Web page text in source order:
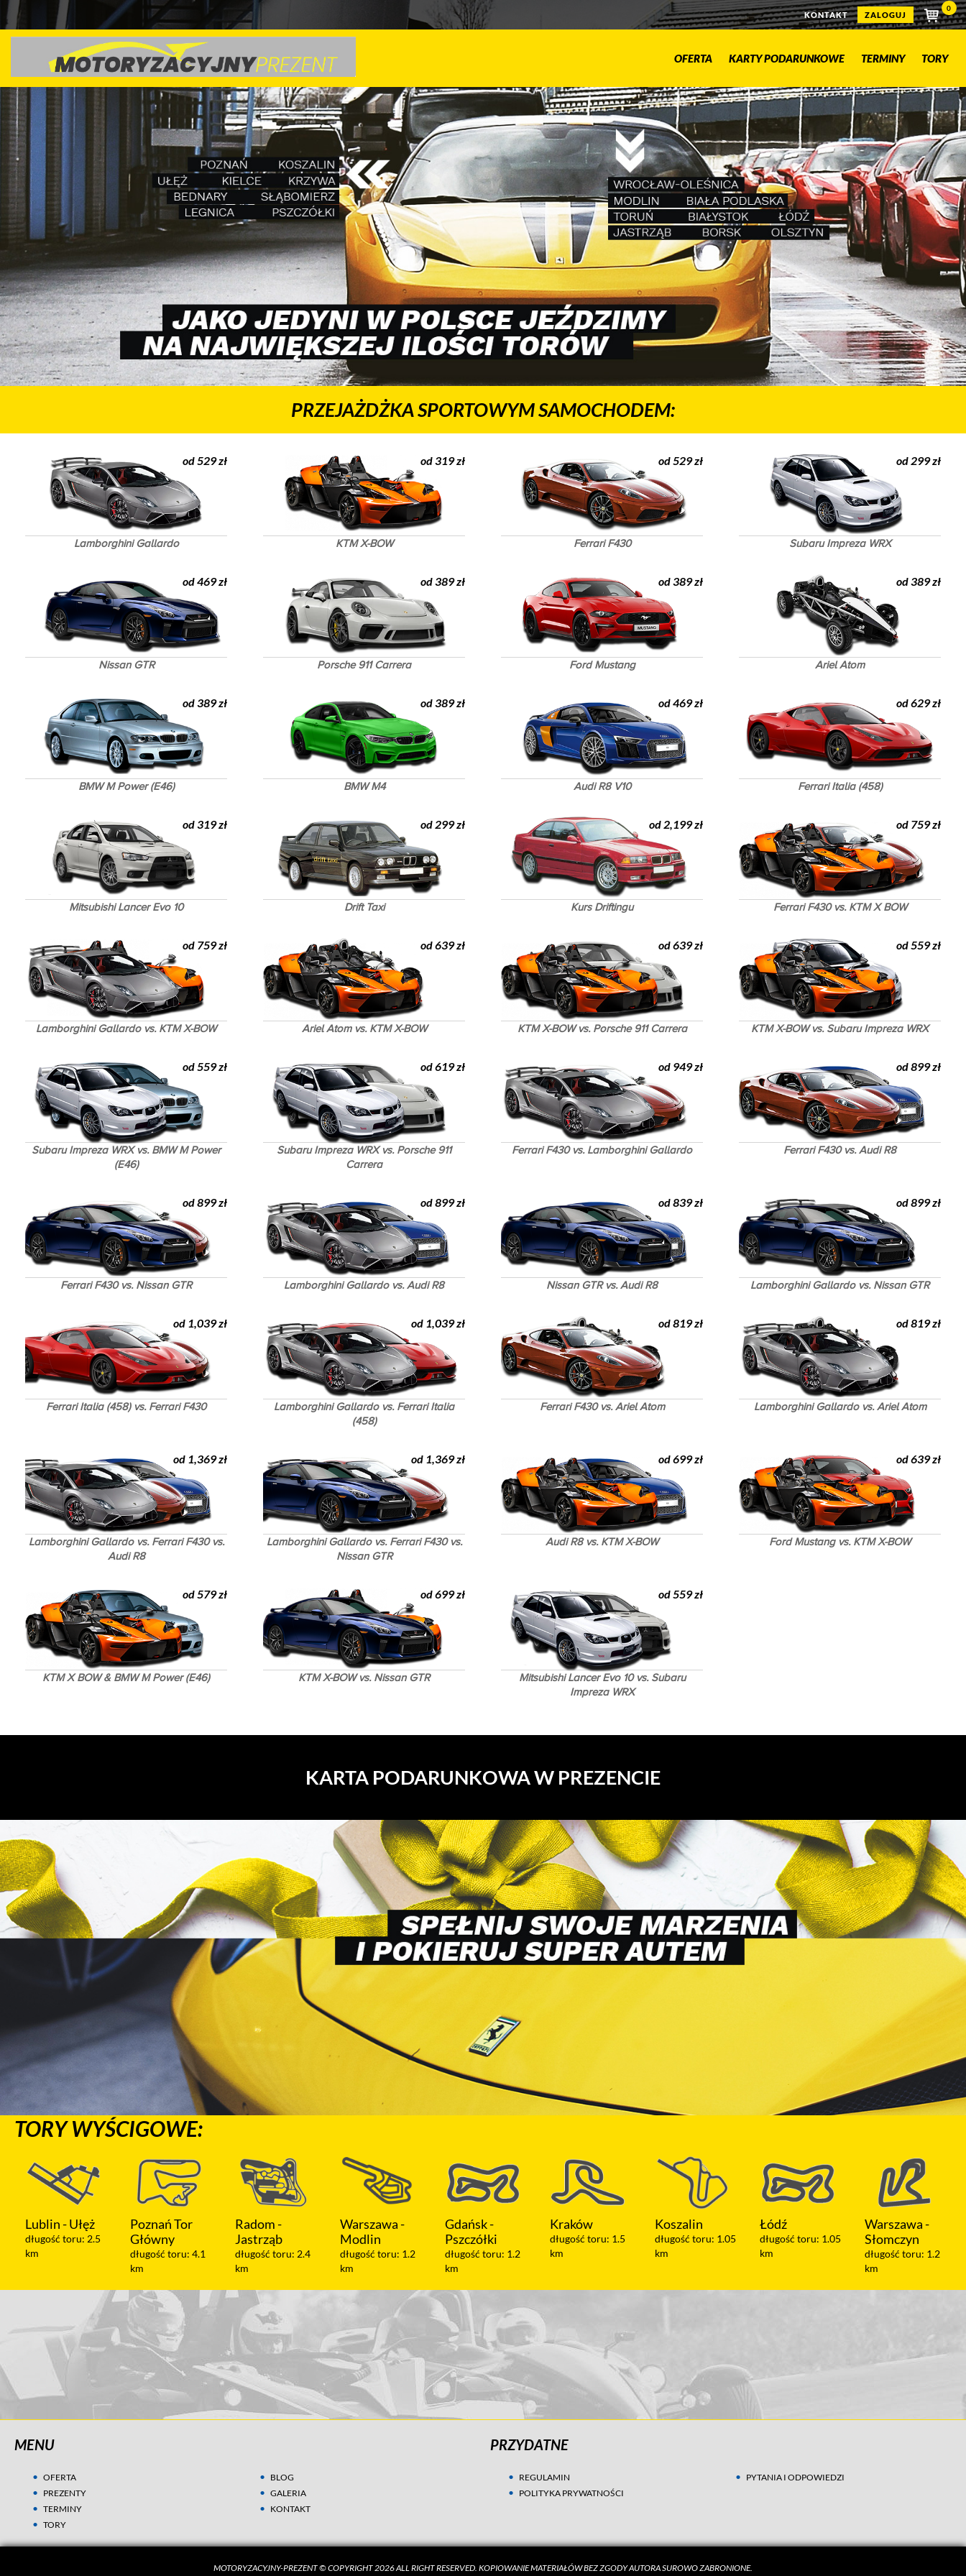
KONTAKT ZALOGUJ
0
OFERTA KARTY PODARUNKOWE TERMINY TORY
PRZEJAŻDŻKA SPORTOWYM SAMOCHODEM:
Lamborghini Gallardo
od 529 zł
KTM X-BOW
od 319 zł
Ferrari F430
od 529 zł
Subaru Impreza WRX
od 299 zł
Nissan GTR
od 469 zł
Porsche 911 Carrera
od 389 zł
Ford Mustang
od 389 zł
Ariel Atom
od 389 zł
BMW M Power (E46)
od 389 zł
BMW M4
od 389 zł
Audi R8 V10
od 469 zł
Ferrari Italia (458)
od 629 zł
Mitsubishi Lancer Evo 10
od 319 zł
Drift Taxi
od 299 zł
Kurs Driftingu
od 2,199 zł
Ferrari F430 vs. KTM X BOW
od 759 zł
Lamborghini Gallardo vs. KTM X-BOW
od 759 zł
Ariel Atom vs. KTM X-BOW
od 639 zł
KTM X-BOW vs. Porsche 911 Carrera
od 639 zł
KTM X-BOW vs. Subaru Impreza WRX
od 559 zł
Subaru Impreza WRX vs. BMW M Power
(E46)
od 559 zł
Subaru Impreza WRX vs. Porsche 911
Carrera
od 619 zł
Ferrari F430 vs. Lamborghini Gallardo
od 949 zł
Ferrari F430 vs. Audi R8
od 899 zł
Ferrari F430 vs. Nissan GTR
od 899 zł
Lamborghini Gallardo vs. Audi R8
od 899 zł
Nissan GTR vs. Audi R8
od 839 zł
Lamborghini Gallardo vs. Nissan GTR
od 899 zł
Ferrari Italia (458) vs. Ferrari F430
od 1,039 zł
Lamborghini Gallardo vs. Ferrari Italia
(458)
od 1,039 zł
Ferrari F430 vs. Ariel Atom
od 819 zł
Lamborghini Gallardo vs. Ariel Atom
od 819 zł
Lamborghini Gallardo vs. Ferrari F430 vs.
Audi R8
od 1,369 zł
Lamborghini Gallardo vs. Ferrari F430 vs.
Nissan GTR
od 1,369 zł
Audi R8 vs. KTM X-BOW
od 699 zł
Ford Mustang vs. KTM X-BOW
od 639 zł
KTM X BOW & BMW M Power (E46)
od 579 zł
KTM X-BOW vs. Nissan GTR
od 699 zł
Mitsubishi Lancer Evo 10 vs. Subaru
Impreza WRX
od 559 zł
KARTA PODARUNKOWA W PREZENCIE
TORY WYŚCIGOWE:
Poznań Tor
Główny
długość toru: 4.1
Radom -
Jastrząb
długość toru: 2.4
km
Warszawa -
Modlin
długość toru: 1.2
km
Gdańsk -
Pszczółki
długość toru: 1.2
km
Kraków
długość toru: 1.5
km
Koszalin
długość toru: 1.05
km
Łódź
długość toru: 1.05
km
Warszawa -
Słomczyn
długość toru: 1.2
Olsztyn
długość toru: 2 km
MENU
OFERTA
PREZENTY
TERMINY
TORY
BLOG
GALERIA
KONTAKT
PRZYDATNE
REGULAMIN
POLITYKA PRYWATNOŚCI
PYTANIA I ODPOWIEDZI
Aby poszukiwania prezentu były jeszcze lepsze, używamy ciasteczek (ang. cookies) w celach statystycznych i marketingowych. Przeczytaj więcej wPolityce Prywatności
MOTORYZACYJNY-PREZENT © COPYRIGHT 2026 ALL RIGHT RESERVED. KOPIOWANIE MATERIAŁÓW BEZ ZGODY AUTORA SUROWO ZABRONIONE.